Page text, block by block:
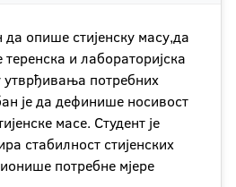
да опише стијенску масу,да
и лабораторијска
потребних
је да дефинише носивост
масе. Студент је
стабилност стијенских
потребне мјере